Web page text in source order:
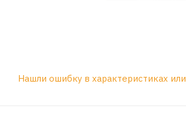
Нашли ошибку в характеристиках